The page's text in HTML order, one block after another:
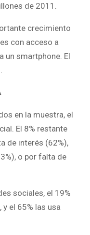
de 2011.
crecimiento
con acceso a
un smartphone. El
en la muestra, el
El 8% restante
de interés (62%),
o por falta de
sociales, el 19%
el 65% las usa